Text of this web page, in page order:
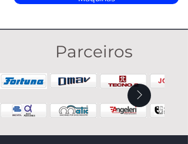
Parceiros